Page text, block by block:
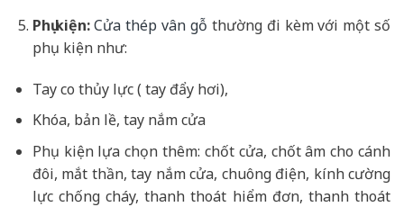
Phụ kiện:Cửa thép vân gỗ thường đi kèm với một số
phụ kiện như:
Tay co thủy lực ( tay đẩy hơi),
Khóa, bản lề, tay nắm cửa
Phụ kiện lựa chọn thêm: chốt cửa, chốt âm cho cánh
đôi, mắt thần, tay nắm cửa, chuông điện, kính cường
lực chống cháy, thanh thoát hiểm đơn, thanh thoát